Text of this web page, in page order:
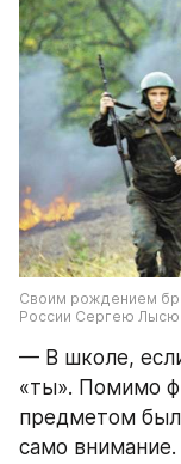
Своим рождением
России Сергею
— В школе,
«ты». Помимо
предметом
само